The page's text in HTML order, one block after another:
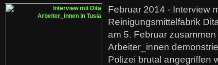
Februar 2014 - Interview
Reinigungsmittelfabrik
am 5. Februar
Arbeiter_innen
Polizei brutal angegriffen